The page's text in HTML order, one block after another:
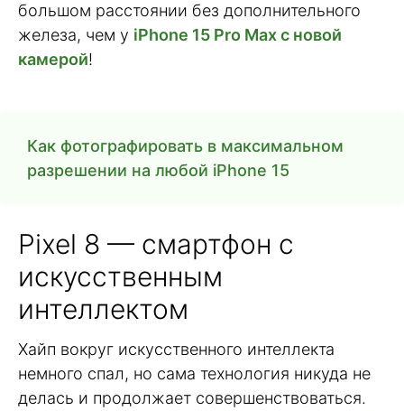
большом расстоянии без дополнительного
железа, чем у iPhone 15 Prо Max с новой
камерой!
Как фотографировать в максимальном
разрешении на любой iPhone 15
Pixel 8 — смартфон с
искусственным
интеллектом
Хайп вокруг искусственного интеллекта
немного спал, но сама технология никуда не
делась и продолжает совершенствоваться.